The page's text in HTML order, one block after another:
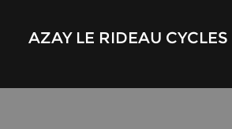
AZAY LE RIDEAU CYCLES